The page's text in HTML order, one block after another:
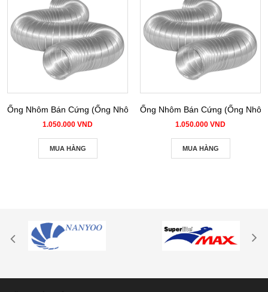
Ống Nhôm Bán Cứng (Ống Nhôm Nhún) phi 100
1.050.000 VND
MUA HÀNG
Ống Nhôm Bán Cứng (Ống
1.050.000 VND
MUA HÀNG